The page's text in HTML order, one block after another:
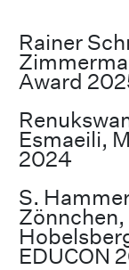
Rainer
Award
Esmaeili,
2024
S.
Zönnchen,
EDUCON